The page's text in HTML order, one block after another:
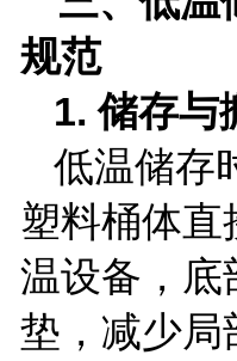
规范
1.储存与
低温储存
塑料桶体直
温设备，底
垫，减少局